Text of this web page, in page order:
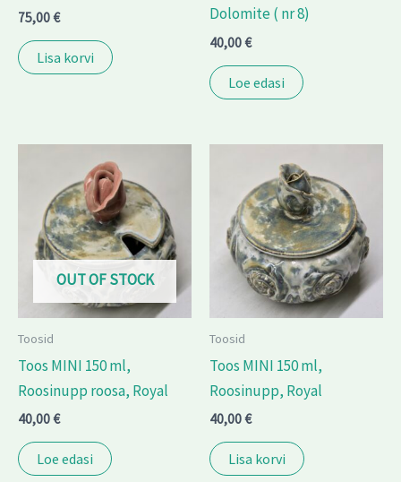
75,00€
Lisa korvi
Dolomite ( nr 8)
40,00€
Loe edasi
OUT OF STOCK
Toosid
Toos MINI 150 ml,
Roosinupp roosa, Royal
40,00€
Loe edasi
Toosid
Toos MINI 150 ml,
Roosinupp, Royal
40,00€
Lisa korvi